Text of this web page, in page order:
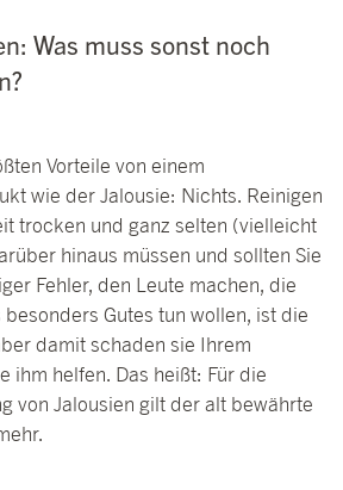
Was muss sonst noch
Vorteile von einem
wie der Jalousie: Nichts. Reinigen
trocken und ganz selten (vielleicht
hinaus müssen und sollten Sie
Fehler, den Leute machen, die
Gutes tun wollen, ist die
damit schaden sie Ihrem
ihm helfen. Das heißt: Für die
von Jalousien gilt der alt bewährte